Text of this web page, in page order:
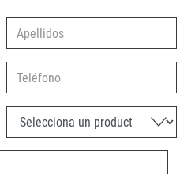
Apellidos
Teléfono
Selecciona un producto